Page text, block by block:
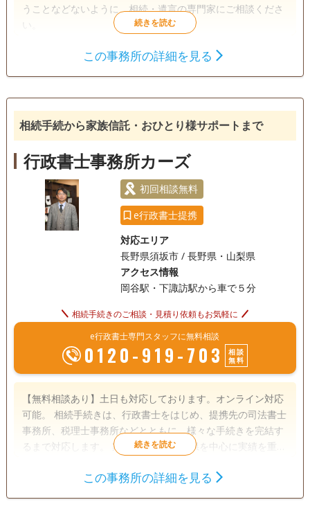
うことなどないように、相続・遺言の専門家にご相談くださ
遺産分割
相続人調査
この事務所の詳細を見る
相続手続から家族信託・おひとり様サポートまで
行政書士事務所カーズ
初回相談無料
e行政書士提携
対応エリア
長野県須坂市 / 長野県・山梨県
アクセス情報
岡谷駅・下諏訪駅から車で５分
相続手続きのご相談・見積り依頼もお気軽に
e行政書士専門スタッフに無料相談
0120-919-703
相談
無料
【無料相談あり】土日も対応しております。オンライン対応
可能。 相続手続きは、行政書士をはじめ、提携先の司法書士
事務所、税理士事務所などとともに、様々な手続きを完結す
るまで対応します。 家族信託は、長野県を中心に実績を重ね
引き継ぐことによって、家族が争うことなくスムーズな承継
遺産分割
この事務所の詳細を見る